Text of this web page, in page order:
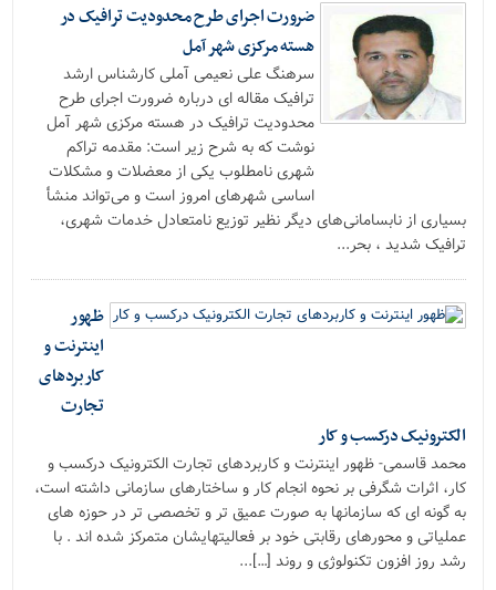
ضرورت اجرای طرح محدودیت ترافیک در
هسته مرکزی شهر آمل
سرهنگ علی نعیمی آملی کارشناس ارشد
ترافیک مقاله ای درباره ضرورت اجرای طرح
محدودیت ترافیک در هسته مرکزی شهر آمل
نوشت که به شرح زیر است: مقدمه تراکم
شهری نامطلوب یکی از معضلات و مشکلات
اساسی شهرهای امروز است و می‌تواند منشأ
بسیاری از نابسامانی‌های دیگر نظیر توزیع نامتعادل خدمات شهری،‏
ترافیک شدید ، بحر...
ظهور
اینترنت و
کاربردهای
تجارت
الکترونیک درکسب و کار
محمد قاسمی- ظهور اینترنت و کاربردهای تجارت الکترونیک درکسب و
کار، اثرات شگرفی بر نحوه انجام کار و ساختارهای سازمانی داشته است،
به گونه ای که سازمانها به صورت عمیق تر و تخصصی تر در حوزه های
عملیاتی و محورهای رقابتی خود بر فعالیتهایشان متمرکز شده اند . با
رشد روز افزون تکنولوژی و روند […]...